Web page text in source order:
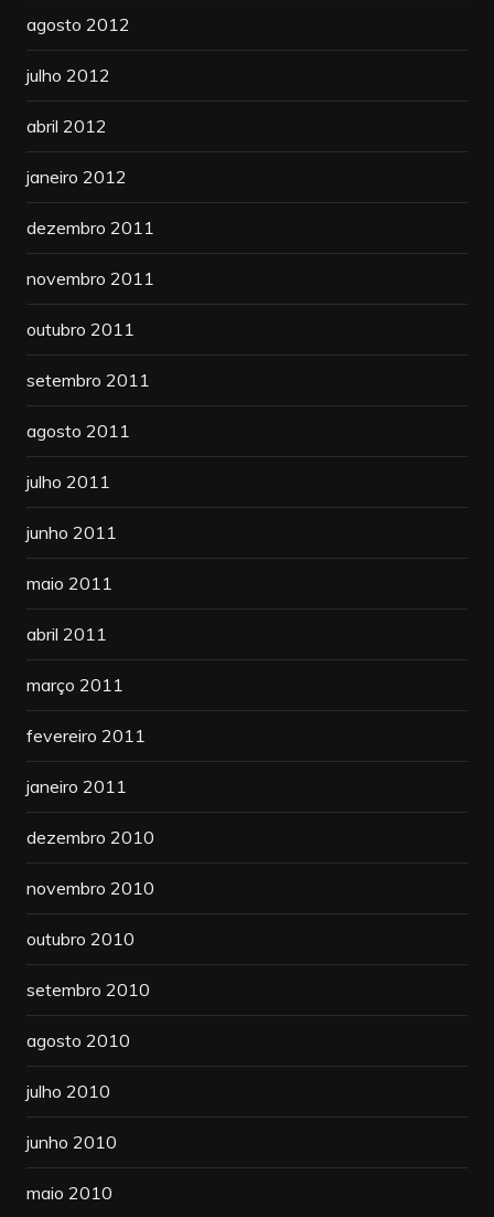
agosto 2012
julho 2012
abril 2012
janeiro 2012
dezembro 2011
novembro 2011
outubro 2011
setembro 2011
agosto 2011
julho 2011
junho 2011
maio 2011
abril 2011
março 2011
fevereiro 2011
janeiro 2011
dezembro 2010
novembro 2010
outubro 2010
setembro 2010
agosto 2010
julho 2010
junho 2010
maio 2010